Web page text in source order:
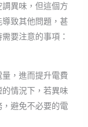
異味，但這個方
致其他問題，甚
要注意的事項：
，進而提升電費
情況下，若異味
避免不必要的電